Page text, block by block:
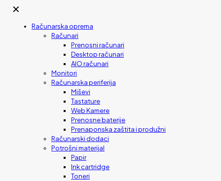
✕
Računarska oprema
Računari
Prenosni računari
Desktop računari
AIO računari
Monitori
Računarska periferija
Miševi
Tastature
Web Kamere
Prenosne baterije
Prenaponska zaštita i produžni
Računarski dodaci
Potrošni materijal
Papir
Ink cartridge
Toneri